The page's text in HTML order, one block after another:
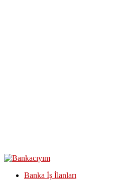
Banka İş İlanları